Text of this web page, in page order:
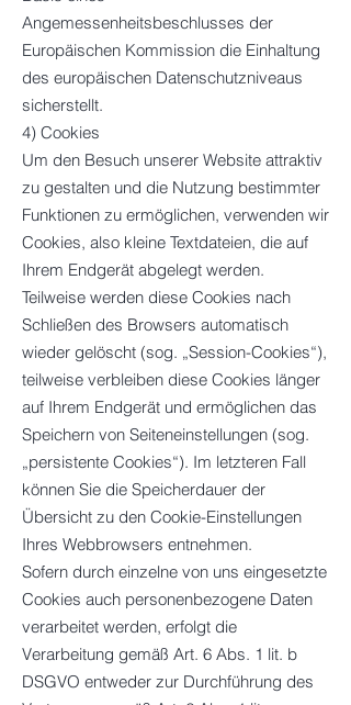
Angemessenheitsbeschlusses der
Europäischen Kommission die Einhaltung
des europäischen Datenschutzniveaus
sicherstellt.
4) Cookies
Um den Besuch unserer Website attraktiv
zu gestalten und die Nutzung bestimmter
Funktionen zu ermöglichen, verwenden wir
Cookies, also kleine Textdateien, die auf
Ihrem Endgerät abgelegt werden.
Teilweise werden diese Cookies nach
Schließen des Browsers automatisch
wieder gelöscht (sog. „Session-Cookies“),
teilweise verbleiben diese Cookies länger
auf Ihrem Endgerät und ermöglichen das
Speichern von Seiteneinstellungen (sog.
„persistente Cookies“). Im letzteren Fall
können Sie die Speicherdauer der
Übersicht zu den Cookie-Einstellungen
Ihres Webbrowsers entnehmen.
Sofern durch einzelne von uns eingesetzte
Cookies auch personenbezogene Daten
verarbeitet werden, erfolgt die
Verarbeitung gemäß Art. 6 Abs. 1 lit. b
DSGVO entweder zur Durchführung des